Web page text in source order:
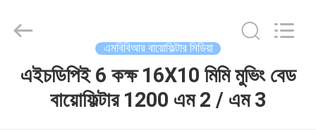
বাড়ি
Rights
এমবিবিআর বায়োফিল্টার মিডিয়া
এইচডিপিই 6 কক্ষ 16X10 মিমি মুভিং বেড
বায়োফিল্টার 1200 এম 2 / এম 3